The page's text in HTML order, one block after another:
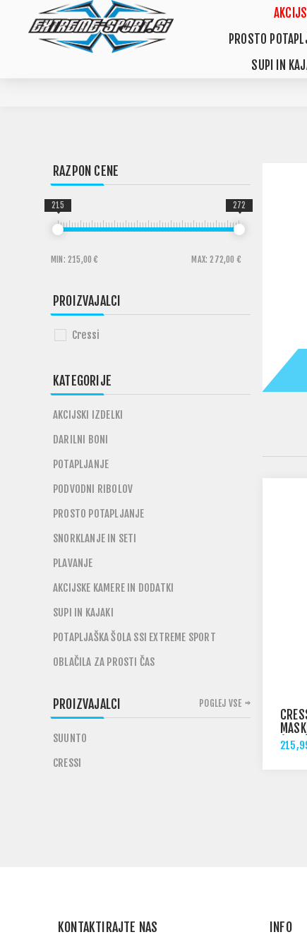
PROSTO
SUPI IN
RAZPON CENE
MIN: 215,00 € MAX: 272,00 €
215 272
PROIZVAJALCI
Cressi
KATEGORIJE
AKCIJSKI IZDELKI
DARILNI BONI
POTAPLJANJE
PODVODNI RIBOLOV
PROSTO POTAPLJANJE
SNORKLANJE IN SETI
PLAVANJE
AKCIJSKE KAMERE IN DODATKI
SUPI IN KAJAKI
POTAPLJAŠKA ŠOLA SSI EXTREME SPORT
OBLAČILA ZA PROSTI ČAS
PROIZVAJALCI
SUUNTO
CRESSI
POGLEJ VSE
KONTAKTIRAJTE NAS INFO